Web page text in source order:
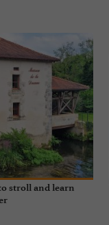
stroll and learn